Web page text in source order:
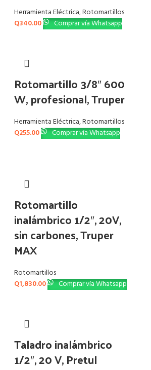
Herramienta Eléctrica,Rotomartillos
Q340.00 Comprar vía Whatsapp
Rotomartillo 3/8″ 600
W, profesional, Truper
Herramienta Eléctrica,Rotomartillos
Q255.00 Comprar vía Whatsapp
Rotomartillo
inalámbrico 1/2″, 20V,
sin carbones, Truper
MAX
Rotomartillos
Q1,830.00 Comprar vía Whatsapp
Taladro inalámbrico
1/2″, 20 V, Pretul